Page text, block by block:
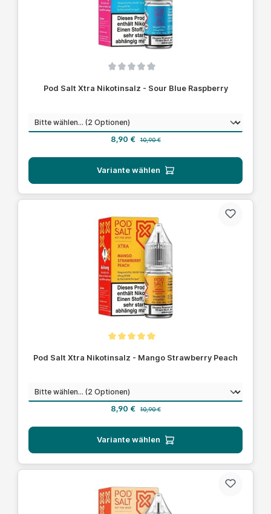
Pod Salt Xtra Nikotinsalz - Sour Blue Raspberry
Nikotinstärkeauswählen
Verkaufspreis:
8,90 € 10,90 €
Variante wählen
Pod Salt Xtra Nikotinsalz - Mango Strawberry Peach
Nikotinstärkeauswählen
Verkaufspreis:
8,90 € 10,90 €
Variante wählen